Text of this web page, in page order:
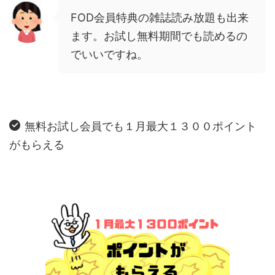
FOD会員特典の雑誌読み放題も出来
ます。お試し無料期間でも読めるの
でいいですね。
無料お試し会員でも１月最大１３００ポイント
がもらえる